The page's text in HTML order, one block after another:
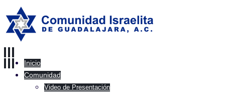
Inicio
Comunidad
Video de Presentación